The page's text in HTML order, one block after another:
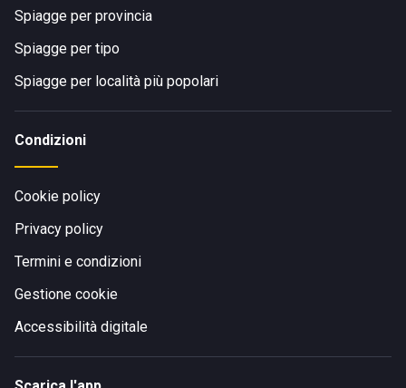
Spiagge per provincia
Spiagge per tipo
Spiagge per località più popolari
Condizioni
Cookie policy
Privacy policy
Termini e condizioni
Gestione cookie
Accessibilità digitale